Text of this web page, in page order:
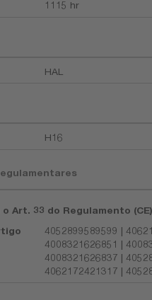
1115 hr
HAL
H16
33 do Regulamento (CE)
4052899589599 |
4008321626851 |
4008321626837 |
4062172421317 |